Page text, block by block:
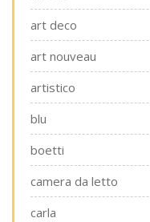
art deco
art nouveau
artistico
blu
boetti
camera da letto
carla